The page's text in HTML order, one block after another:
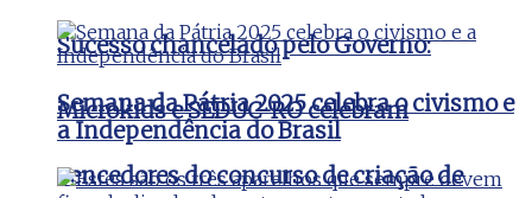
Sucesso chancelado pelo Governo:
Microkids e SEDUC-RO celebram
vencedores do concurso de criação de
Semana da Pátria 2025 celebra o civismo e
a Independência do Brasil